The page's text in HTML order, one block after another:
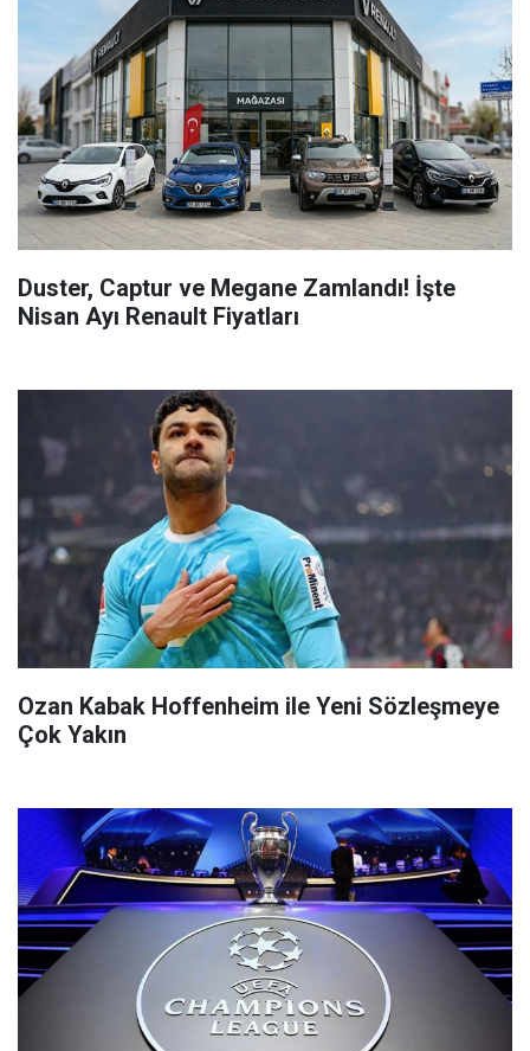
Duster, Captur ve Megane Zamlandı! İşte
Nisan Ayı Renault Fiyatları
Ozan Kabak Hoffenheim ile Yeni Sözleşmeye
Çok Yakın